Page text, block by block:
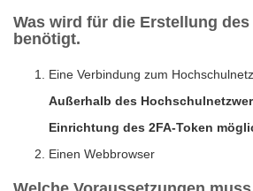
Was wird für die Erstellung des
benötigt.
Eine Verbindung zum
Außerhalb des
Einrichtung des 2FA-Token
Einen Webbrowser